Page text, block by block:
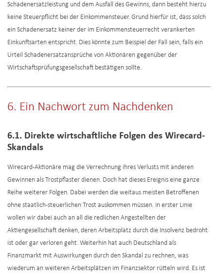
Schadenersatzleistung und dem Ausfall des Gewinns, dann besteht hierzu
keine Steuerpflicht bei der Einkommensteuer. Grund hierfür ist, dass solch
ein Schadenersatz keiner der im Einkommensteuerrecht verankerten
Einkunftsarten entspricht. Dies könnte zum Beispiel der Fall sein, falls ein
Urteil Schadenersatzansprüche von Aktionären gegenüber der
Wirtschaftsprüfungsgesellschaft bestätigen sollte.
6. Ein Nachwort zum Nachdenken
6.1. Direkte wirtschaftliche Folgen des Wirecard-
Skandals
Wirecard-Aktionäre mag die Verrechnung ihres Verlusts mit anderen
Gewinnen als Trostpflaster dienen. Doch hat dieses Ereignis eine ganze
Reihe weiterer Folgen. Dabei werden die weitaus meisten Betroffenen
ohne staatlich-steuerlichen Trost auskommen müssen. In erster Linie
wollen wir dabei auch an all die redlichen Angestellten der
Aktiengesellschaft denken, deren Arbeitsplatz durch die Insolvenz bedroht
ist oder gar verloren geht. Weiterhin hat auch Deutschland als
Finanzmarkt mit Auswirkungen durch den Skandal zu rechnen, was
wiederum an weiteren Arbeitsplätzen im Finanzsektor rütteln wird. Es ist